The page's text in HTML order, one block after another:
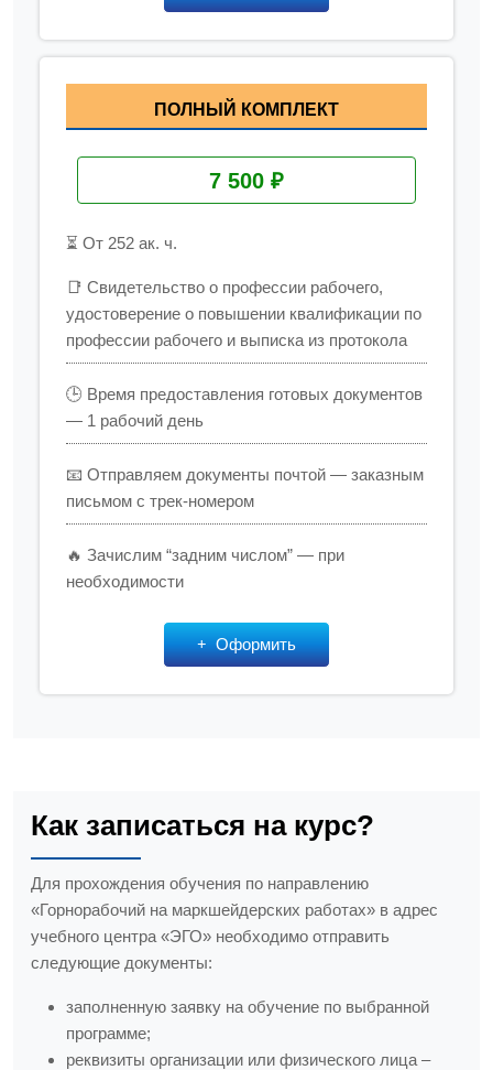
ПОЛНЫЙ КОМПЛЕКТ
7 500 ₽
⏳ От 252 ак. ч.
📑 Свидетельство о профессии рабочего,
удостоверение о повышении квалификации по
профессии рабочего и выписка из протокола
🕒 Время предоставления готовых документов
— 1 рабочий день
📧 Отправляем документы почтой — заказным
письмом с трек-номером
🔥 Зачислим “задним числом” — при
необходимости
Оформить
Как записаться на курс?
Для прохождения обучения по направлению
«Горнорабочий на маркшейдерских работах» в адрес
учебного центра «ЭГО» необходимо отправить
следующие документы:
заполненную заявку на обучение по выбранной
программе;
реквизиты организации или физического лица –